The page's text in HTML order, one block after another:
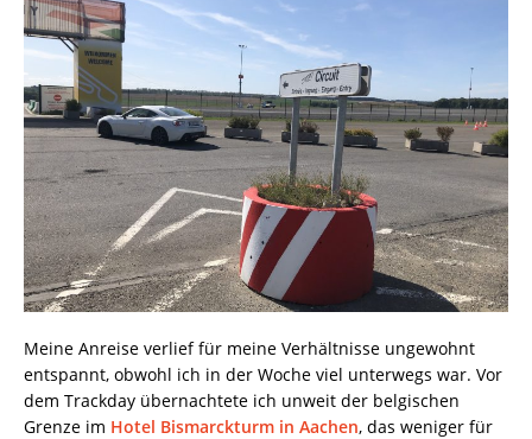
Meine Anreise verlief für meine Verhältnisse ungewohnt
entspannt, obwohl ich in der Woche viel unterwegs war. Vor
dem Trackday übernachtete ich unweit der belgischen
Grenze im Hotel Bismarckturm in Aachen, das weniger für